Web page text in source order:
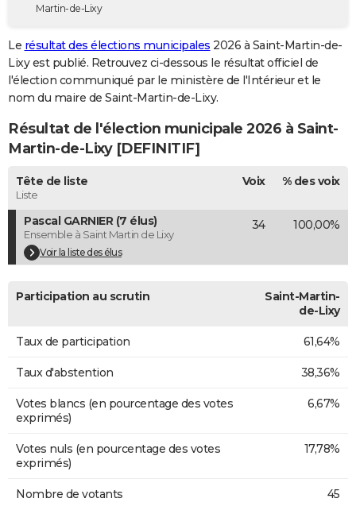
Destinations
City break
Voyage nature
Voyage de noces
Forum
GUIDES D'ACHAT
BONS PLANS
Carte de Noël
Carte Bonne année
Carte Saint-Valentin
Carte Pâques
Carte d'anniversaire
DICTIONNAIRE
Dictionnaire
Biographies
Citations
Expressions
Proverbes
PROGRAMME TV
COPAINS D'AVANT
S'inscrire
Se connecter
Lycées
Collèges
Primaires
Universités
Entreprises
Service militaire
Avis de recherche
AVIS DE DÉCÈS
Bricolage
Television
Martin-de-Lixy
Le résultat des élections municipales 2026 à Saint-Martin-de-
Lixy est publié. Retrouvez ci-dessous le résultat officiel de
l'élection communiqué par le ministère de l'Intérieur et le
nom du maire de Saint-Martin-de-Lixy.
Résultat de l'élection municipale 2026 à Saint-
Martin-de-Lixy [DEFINITIF]
Tête de liste
Liste
Voix % des voix
Pascal GARNIER (7 élus)
Ensemble à Saint Martin de Lixy
Voir la liste des élus
34 100,00%
Participation au scrutin
Saint-Martin-
de-Lixy
Taux de participation 61,64%
Taux d'abstention 38,36%
Votes blancs (en pourcentage des votes
exprimés)
6,67%
Votes nuls (en pourcentage des votes
exprimés)
17,78%
Nombre de votants 45